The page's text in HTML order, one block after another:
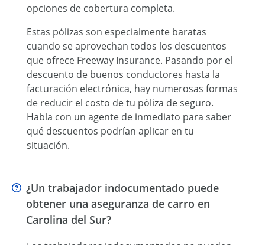
opciones de cobertura completa.
Estas pólizas son especialmente baratas
cuando se aprovechan todos los descuentos
que ofrece Freeway Insurance. Pasando por el
descuento de buenos conductores hasta la
facturación electrónica, hay numerosas formas
de reducir el costo de tu póliza de seguro.
Habla con un agente de inmediato para saber
qué descuentos podrían aplicar en tu
situación.
¿Un trabajador indocumentado puede
obtener una aseguranza de carro en
Carolina del Sur?